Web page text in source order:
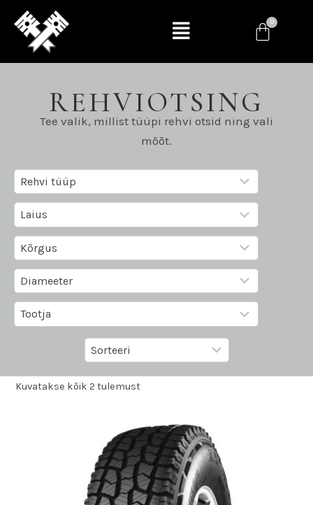
REHVIOTSING
Tee valik, millist tüüpi rehvi otsid ning vali
mõõt.
Kuvatakse kõik 2 tulemust